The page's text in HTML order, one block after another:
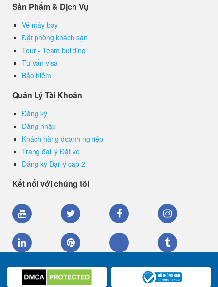
Sản Phẩm & Dịch Vụ
Vé máy bay
Đặt phòng khách sạn
Tour - Team building
Tư vấn visa
Bảo hiểm
Quản Lý Tài Khoản
Đăng ký
Đăng nhập
Khách hàng doanh nghiệp
Trang đại lý Đặt vé
Đăng ký Đại lý cấp 2
Kết nối với chúng tôi